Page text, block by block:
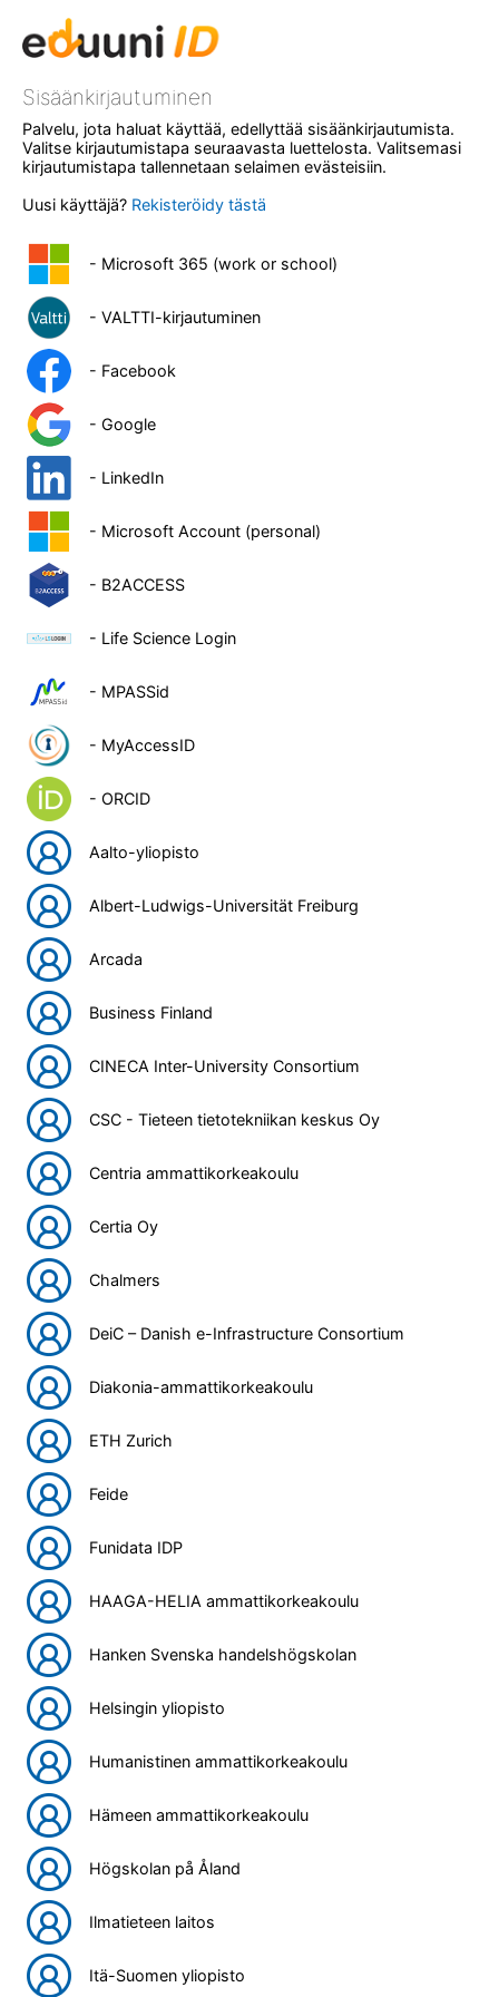
Sisäänkirjautuminen
Palvelu, jota haluat käyttää, edellyttää sisäänkirjautumista.
Valitse kirjautumistapa seuraavasta luettelosta. Valitsemasi
kirjautumistapa tallennetaan selaimen evästeisiin.
Uusi käyttäjä? Rekisteröidy tästä
- Microsoft 365 (work or school)
- VALTTI-kirjautuminen
- Facebook
- Google
- LinkedIn
- Microsoft Account (personal)
- B2ACCESS
- Life Science Login
- MPASSid
- MyAccessID
- ORCID
Aalto-yliopisto
Albert-Ludwigs-Universität Freiburg
Arcada
Business Finland
CINECA Inter-University Consortium
CSC - Tieteen tietotekniikan keskus Oy
Centria ammattikorkeakoulu
Certia Oy
Chalmers
DeiC – Danish e-Infrastructure Consortium
Diakonia-ammattikorkeakoulu
ETH Zurich
Feide
Funidata IDP
HAAGA-HELIA ammattikorkeakoulu
Hanken Svenska handelshögskolan
Helsingin yliopisto
Humanistinen ammattikorkeakoulu
Hämeen ammattikorkeakoulu
Högskolan på Åland
Ilmatieteen laitos
Itä-Suomen yliopisto